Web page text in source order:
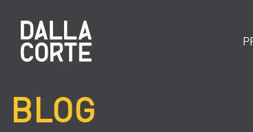
BLOG